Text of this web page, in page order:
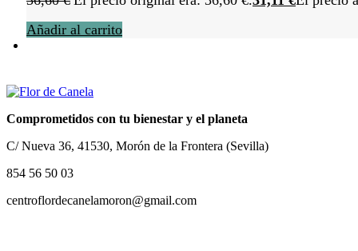
Añadir al carrito
Comprometidos con tu bienestar y el planeta
C/ Nueva 36, 41530, Morón de la Frontera (Sevilla)
854 56 50 03
centroflordecanelamoron@gmail.com